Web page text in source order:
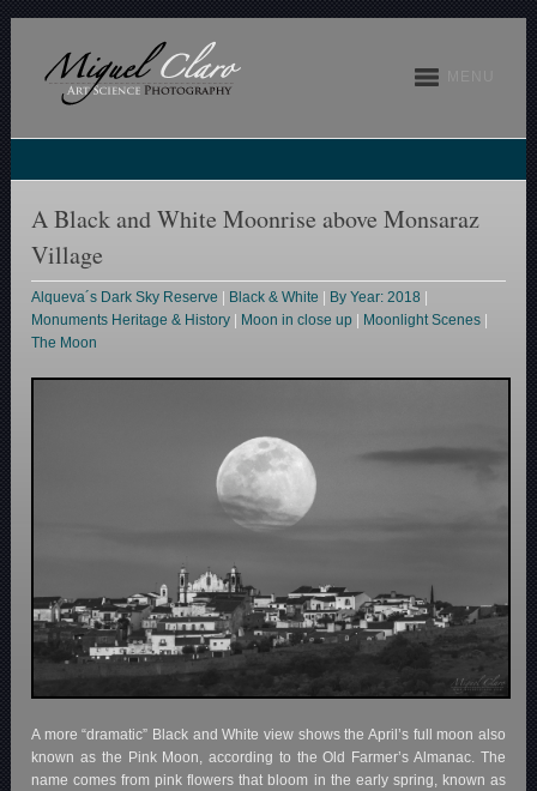
A Black and White Moonrise above Monsaraz
Village
Alqueva´s Dark Sky Reserve Black & White By Year: 2018
Monuments Heritage & History
Moon in close up Moonlight Scenes
The Moon
A more “dramatic” Black and White view shows the April’s full moon also
known as the Pink Moon, according to the Old Farmer’s Almanac. The
name comes from pink flowers that bloom in the early spring, known as